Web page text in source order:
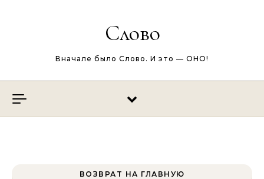
Слово
Вначале было Слово. И это — ОНО!
ВОЗВРАТ НА ГЛАВНУЮ